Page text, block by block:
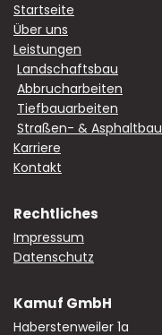
Startseite
Über uns
Leistungen
Landschaftsbau
Abbrucharbeiten
Tiefbauarbeiten
Straßen- & Asphaltbau
Karriere
Kontakt
Rechtliches
Impressum
Datenschutz
Kamuf GmbH
Haberstenweiler 1a